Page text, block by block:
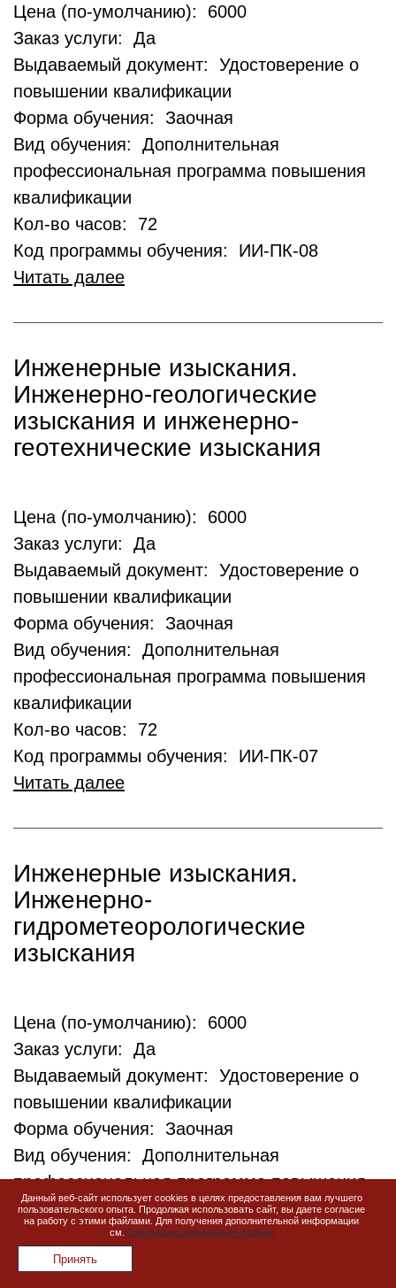
Данный веб-сайт использует cookies в целях предоставления вам лучшего
пользовательского опыта. Продолжая использовать сайт, вы даете согласие
на работу с этими файлами. Для получения дополнительной информации
см. Политика использования cookies
Принять
Цена (по-умолчанию): 6000
Заказ услуги: Да
Выдаваемый документ: Удостоверение о
повышении квалификации
Форма обучения: Заочная
Вид обучения: Дополнительная
профессиональная программа повышения
квалификации
Кол-во часов: 72
Код программы обучения: ИИ-ПК-08
Читать далее
Инженерные изыскания.
Инженерно-геологические
изыскания и инженерно-
геотехнические изыскания
Цена (по-умолчанию): 6000
Заказ услуги: Да
Выдаваемый документ: Удостоверение о
повышении квалификации
Форма обучения: Заочная
Вид обучения: Дополнительная
профессиональная программа повышения
квалификации
Кол-во часов: 72
Код программы обучения: ИИ-ПК-07
Читать далее
Инженерные изыскания.
Инженерно-
гидрометеорологические
изыскания
Цена (по-умолчанию): 6000
Заказ услуги: Да
Выдаваемый документ: Удостоверение о
повышении квалификации
Форма обучения: Заочная
Вид обучения: Дополнительная
профессиональная программа повышения
квалификации
Кол-во часов: 72
Код программы обучения: ИИ-ПК-06